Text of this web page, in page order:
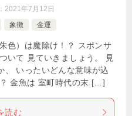
2021年7月12日
象徴 金運
色）は魔除け！？ スポンサ
いて 見ていきましょう。 見
、 いったいどんな意味が込
金魚は 室町時代の末 […]
読む